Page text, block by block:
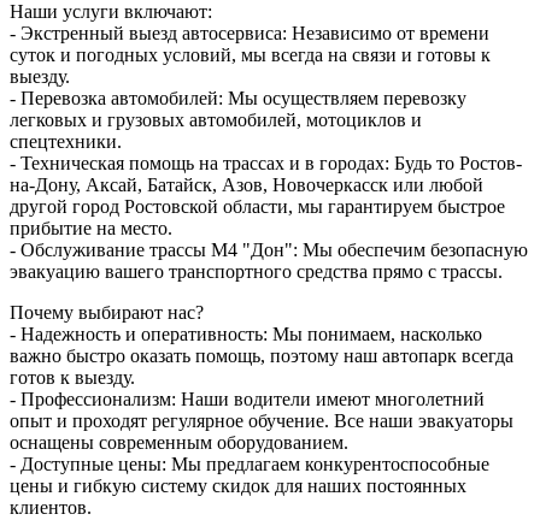
Наши услуги включают:
- Экстренный выезд автосервиса: Независимо от времени
суток и погодных условий, мы всегда на связи и готовы к
выезду.
- Перевозка автомобилей: Мы осуществляем перевозку
легковых и грузовых автомобилей, мотоциклов и
спецтехники.
- Техническая помощь на трассах и в городах: Будь то Ростов-
на-Дону, Аксай, Батайск, Азов, Новочеркасск или любой
другой город Ростовской области, мы гарантируем быстрое
прибытие на место.
- Обслуживание трассы М4 "Дон": Мы обеспечим безопасную
эвакуацию вашего транспортного средства прямо с трассы.
Почему выбирают нас?
- Надежность и оперативность: Мы понимаем, насколько
важно быстро оказать помощь, поэтому наш автопарк всегда
готов к выезду.
- Профессионализм: Наши водители имеют многолетний
опыт и проходят регулярное обучение. Все наши эвакуаторы
оснащены современным оборудованием.
- Доступные цены: Мы предлагаем конкурентоспособные
цены и гибкую систему скидок для наших постоянных
клиентов.